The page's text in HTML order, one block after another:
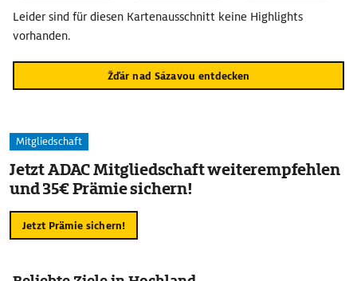
Leider sind für diesen Kartenausschnitt keine Highlights
vorhanden.
Žďár nad Sázavou entdecken
Mitgliedschaft
Jetzt ADAC Mitgliedschaft weiterempfehlen
und 35€ Prämie sichern!
Jetzt Prämie sichern!